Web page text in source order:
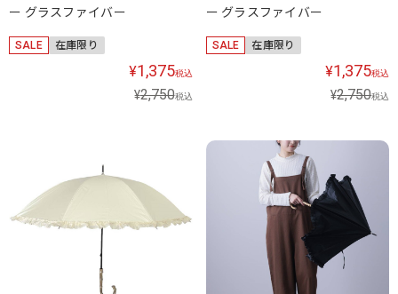
ー グラスファイバー
SALE 在庫限り
¥1,375税込
¥2,750税込
ー グラスファイバー
SALE 在庫限り
¥1,375税込
¥2,750税込